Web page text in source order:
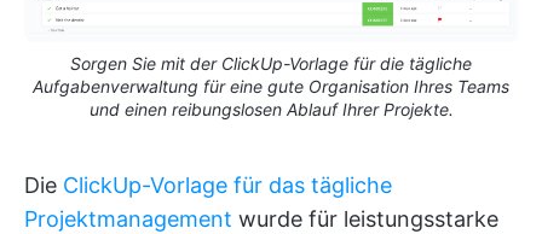
Sorgen Sie mit der ClickUp-Vorlage für die tägliche
Aufgabenverwaltung für eine gute Organisation Ihres Teams
und einen reibungslosen Ablauf Ihrer Projekte.
Die ClickUp-Vorlage für das tägliche
Projektmanagement wurde für leistungsstarke